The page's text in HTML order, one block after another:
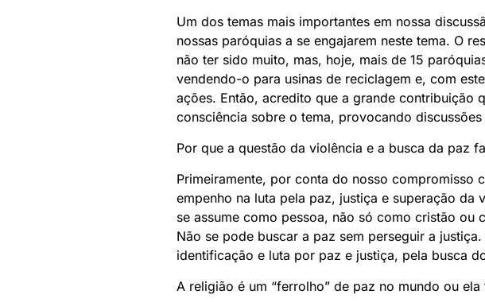
Um dos temas mais importantes em nossa
nossas paróquias a se engajarem neste tema. O
não ter sido muito, mas, hoje, mais de 15
vendendo-o para usinas de reciclagem e, com
ações. Então, acredito que a grande contribuição
consciência sobre o tema, provocando
Por que a questão da violência e a busca da paz
Primeiramente, por conta do nosso compromisso
empenho na luta pela paz, justiça e superação da
se assume como pessoa, não só como cristão ou
Não se pode buscar a paz sem perseguir a
identificação e luta por paz e justiça, pela busca
A religião é um “ferrolho” de paz no mundo ou